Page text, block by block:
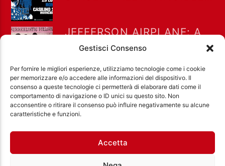
Gestisci Consenso
Per fornire le migliori esperienze, utilizziamo tecnologie come i cookie
per memorizzare e/o accedere alle informazioni del dispositivo. Il
consenso a queste tecnologie ci permetterà di elaborare dati come il
comportamento di navigazione o ID unici su questo sito. Non
acconsentire o ritirare il consenso può influire negativamente su alcune
caratteristiche e funzioni.
Accetta
JEFFERSON AIRPLANE: A
LUGLIO 1967 “WHITE
RABBIT” RAGGIUNSE LA
POSIZIONE #8 NELLA
BILLBOARD HOT 100
Ass. Cult. Dissociazione - Codice fiscale:
Città Aperta via di Casal Bruciato 31/A, Roma